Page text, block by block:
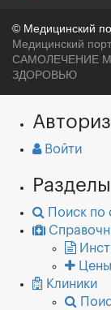
© Медицинский
Медицинский
САМОЛЕЧЕНИЕ
ЗДОРОВЬЮ
Войти
Разделы
Поиск по
Клиники